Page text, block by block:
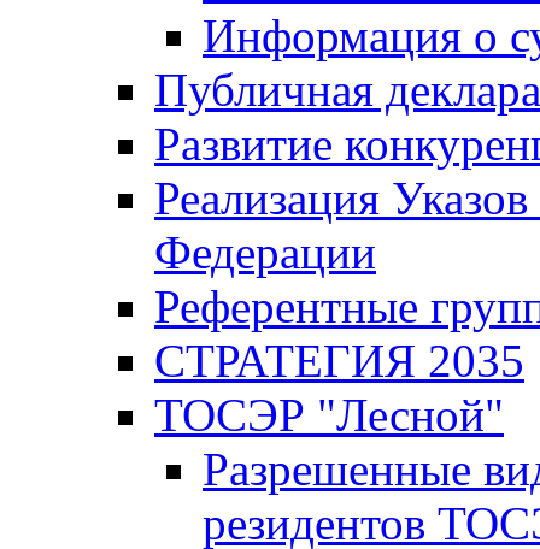
Информация о
Публичная
Развитие
Реализация
Федерации
Референтные
СТРАТЕГИЯ 2035
ТОСЭР "Лесной"
Разрешенные
резидентов